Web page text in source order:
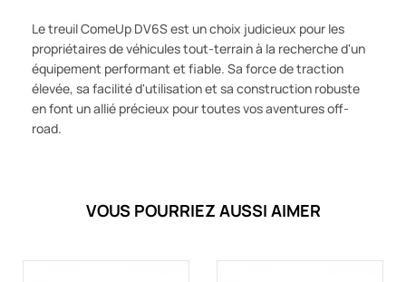
Le treuil ComeUp DV6S est un choix judicieux pour les
propriétaires de véhicules tout-terrain à la recherche d'un
équipement performant et fiable. Sa force de traction
élevée, sa facilité d'utilisation et sa construction robuste
en font un allié précieux pour toutes vos aventures off-
road.
VOUS POURRIEZ AUSSI AIMER